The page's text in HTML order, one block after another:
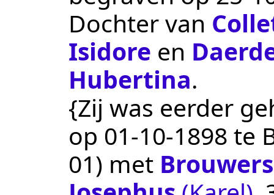
Dochter van
Isidore en
Hubertina.
{Zij was eerder
op 01‑10‑1898 te
01) met Brouwers